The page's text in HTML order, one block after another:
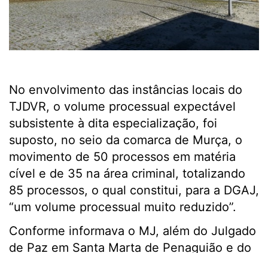
No envolvimento das instâncias locais do
TJDVR, o volume processual expectável
subsistente à dita especialização, foi
suposto, no seio da comarca de Murça, o
movimento de 50 processos em matéria
cível e de 35 na área criminal, totalizando
85 processos, o qual constitui, para a DGAJ,
“um volume processual muito reduzido”.
Conforme informava o MJ, além do Julgado
de Paz em Santa Marta de Penaguião e do